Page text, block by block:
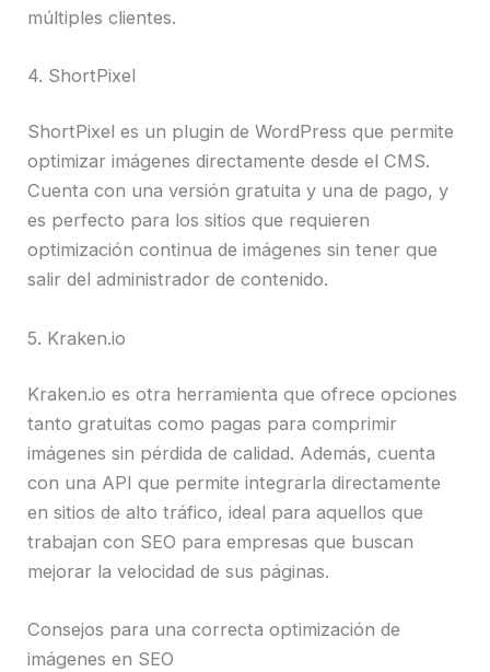
múltiples clientes.
4. ShortPixel
ShortPixel es un plugin de WordPress que permite
optimizar imágenes directamente desde el CMS.
Cuenta con una versión gratuita y una de pago, y
es perfecto para los sitios que requieren
optimización continua de imágenes sin tener que
salir del administrador de contenido.
5. Kraken.io
Kraken.io es otra herramienta que ofrece opciones
tanto gratuitas como pagas para comprimir
imágenes sin pérdida de calidad. Además, cuenta
con una API que permite integrarla directamente
en sitios de alto tráfico, ideal para aquellos que
trabajan con SEO para empresas que buscan
mejorar la velocidad de sus páginas.
Consejos para una correcta optimización de
imágenes en SEO